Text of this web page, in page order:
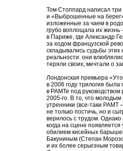
Том Стоппард написал
и «Выброшенные на
изложенные за чаем в
грубо воплощала их
в Париже, где Александр
за ходом французской
складывались судьбы
реальности: они
теряли своих, мечтали о
Лондонская премьера
в 2006 году трилогия
в РАМТе под руководством
2005-го. В то, что молодым
утренники (все-таки РАМТ
не только постичь, но и
верилось с трудом. Однако
когда на сцене
обилием кисейных
Бакуниным (Степан
и их более серьезным